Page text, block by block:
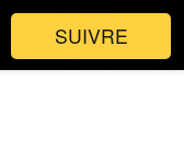
SUIVRE